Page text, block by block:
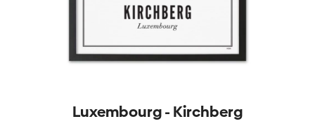
Luxembourg - Kirchberg